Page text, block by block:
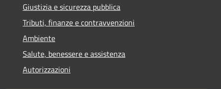
Giustizia e sicurezza pubblica
Tributi, finanze e contravvenzioni
Ambiente
Salute, benessere e assistenza
Autorizzazioni